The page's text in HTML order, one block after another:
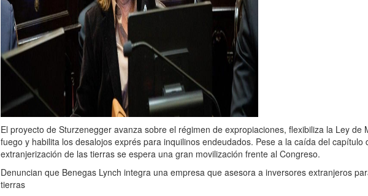
El proyecto de Sturzenegger avanza sobre el régimen de expropiaciones, flexibiliza la Ley de
fuego y habilita los desalojos exprés para inquilinos endeudados. Pese a la caída del capítulo
extranjerización de las tierras se espera una gran movilización frente al Congreso.
Denuncian que Benegas Lynch integra una empresa que asesora a inversores extranjeros
tierras